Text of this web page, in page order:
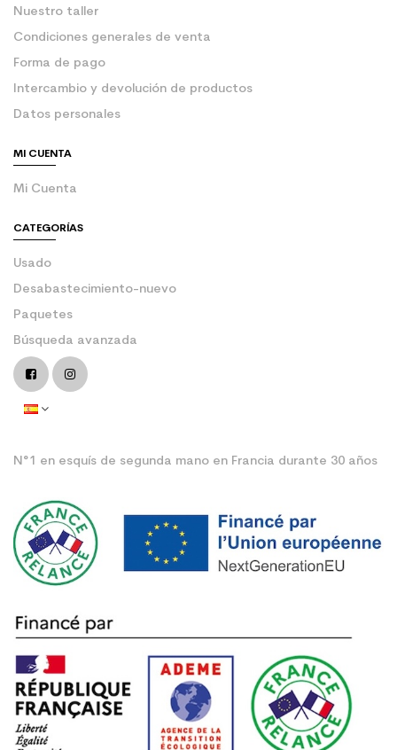
Nuestro taller
Condiciones generales de venta
Forma de pago
Intercambio y devolución de productos
Datos personales
MI CUENTA
Mi Cuenta
CATEGORÍAS
Usado
Desabastecimiento-nuevo
Paquetes
Búsqueda avanzada
N°1 en esquís de segunda mano en Francia durante 30 años